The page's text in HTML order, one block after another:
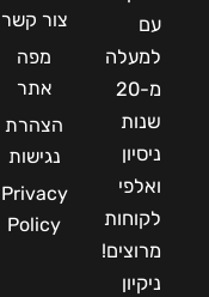
עם
למעלה
מ-20
שנות
ניסיון
ואלפי
לקוחות
מרוצים!
ניקיון
צור קשר
מפה
אתר
הצהרת
נגישות
Privacy
Policy